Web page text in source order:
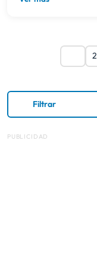
2
Filtrar
PUBLICIDAD